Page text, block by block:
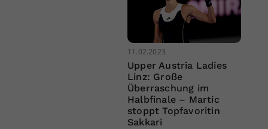
11.02.2023
Upper Austria Ladies
Linz: Große
Überraschung im
Halbfinale – Martic
stoppt Topfavoritin
Sakkari